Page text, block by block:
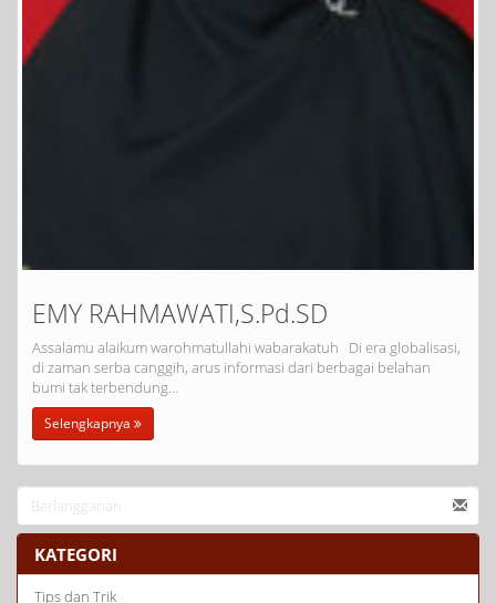
EMY RAHMAWATI,S.Pd.SD
Assalamu alaikum warohmatullahi wabarakatuh Di era globalisasi,
di zaman serba canggih, arus informasi dari berbagai belahan
bumi tak terbendung…
Selengkapnya
KATEGORI
Tips dan Trik